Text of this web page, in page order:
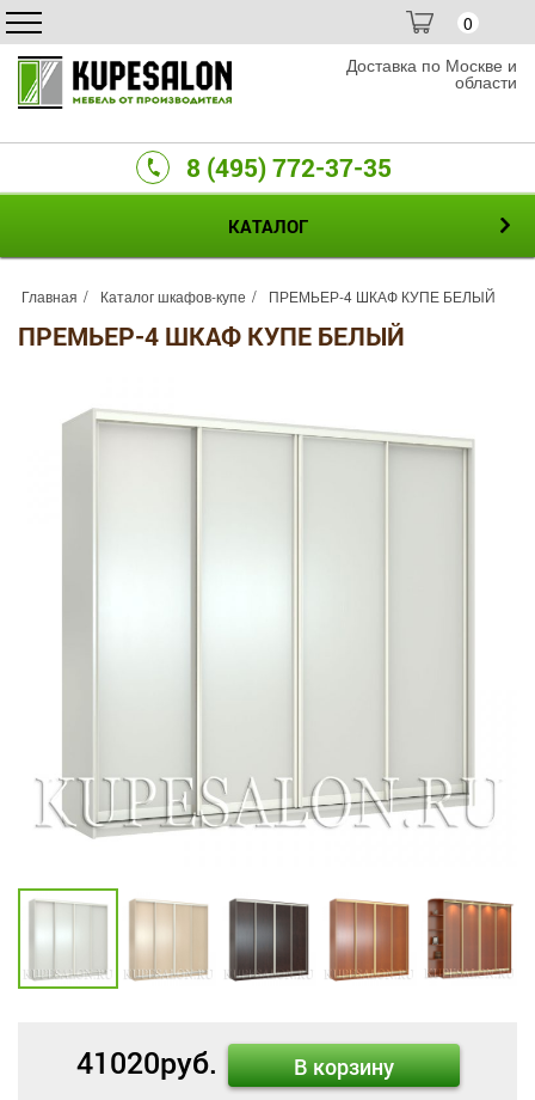
0
Доставка по Москве и
области
8 (495) 772-37-35
КАТАЛОГ
Главная Каталог шкафов-купе ПРЕМЬЕР-4 ШКАФ КУПЕ БЕЛЫЙ
ПРЕМЬЕР-4 ШКАФ КУПЕ БЕЛЫЙ
41020руб. В корзину